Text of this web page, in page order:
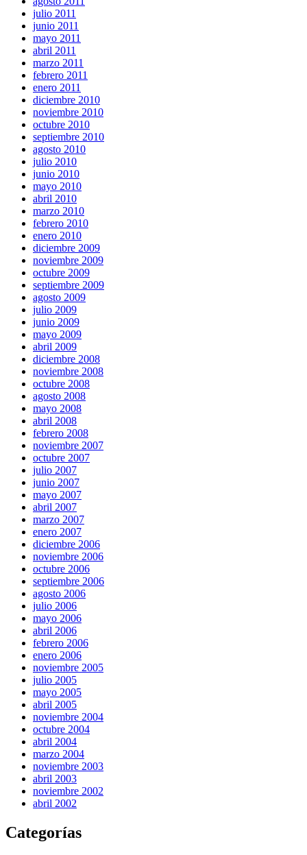
julio 2011
junio 2011
mayo 2011
abril 2011
marzo 2011
febrero 2011
enero 2011
diciembre 2010
noviembre 2010
octubre 2010
septiembre 2010
agosto 2010
julio 2010
junio 2010
mayo 2010
abril 2010
marzo 2010
febrero 2010
enero 2010
diciembre 2009
noviembre 2009
octubre 2009
septiembre 2009
agosto 2009
julio 2009
junio 2009
mayo 2009
abril 2009
diciembre 2008
noviembre 2008
octubre 2008
agosto 2008
mayo 2008
abril 2008
febrero 2008
noviembre 2007
octubre 2007
julio 2007
junio 2007
mayo 2007
abril 2007
marzo 2007
enero 2007
diciembre 2006
noviembre 2006
octubre 2006
septiembre 2006
agosto 2006
julio 2006
mayo 2006
abril 2006
febrero 2006
enero 2006
noviembre 2005
julio 2005
mayo 2005
abril 2005
noviembre 2004
octubre 2004
abril 2004
marzo 2004
noviembre 2003
abril 2003
noviembre 2002
abril 2002
Categorías